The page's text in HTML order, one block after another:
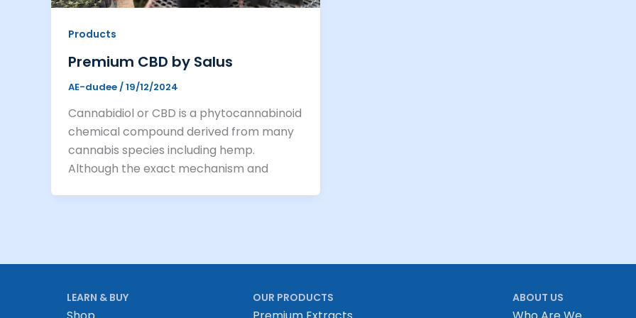
Products
Premium CBD by Salus
AE-dudee/19/12/2024
Cannabidiol or CBD is a phytocannabinoid
chemical compound derived from many
cannabis species including hemp.
Although the exact mechanism and
LEARN & BUY OUR PRODUCTS ABOUT US